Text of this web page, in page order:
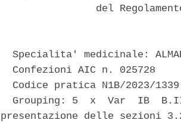
del
Specialita' medicinale:
  Confezioni AIC n. 025728
Codice pratica N1B/2023/
Grouping: 5  x  Var  IB
presentazione delle sezioni